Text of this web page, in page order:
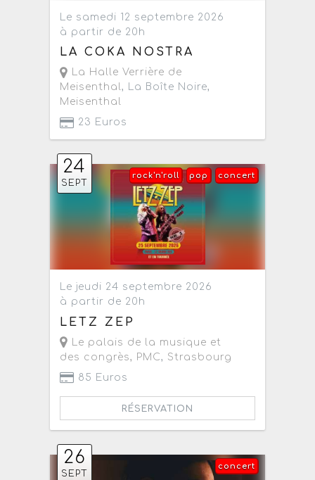
Le samedi 12 septembre 2026
à partir de 20h
LA COKA NOSTRA
La Halle Verrière de
Meisenthal, La Boîte Noire,
Meisenthal
23 Euros
24
SEPT
concert
pop
rock'n'roll
Le jeudi 24 septembre 2026
à partir de 20h
LETZ ZEP
Le palais de la musique et
des congrès, PMC, Strasbourg
85 Euros
RÉSERVATION
26
SEPT
concert